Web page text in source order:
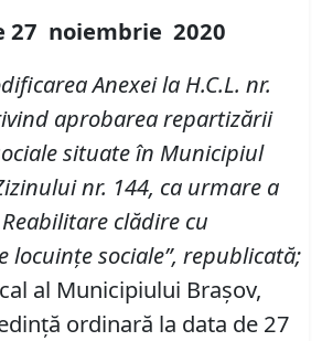
27 noiembrie 2020
Anexei la H.C.L. nr.
aprobarea repartizării
situate în Municipiul
nr. 144, ca urmare a
clădire cu
locuinţe sociale”, republicată;
al Municipiului Brașov,
ordinară la data de 27